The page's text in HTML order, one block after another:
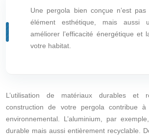
Une pergola bien conçue n’est
élément esthétique, mais aussi
améliorer l’efficacité énergétique et
votre habitat.
L’utilisation de matériaux durables et
construction de votre pergola contribue
environnemental. L’aluminium, par
durable mais aussi entièrement recyclable.